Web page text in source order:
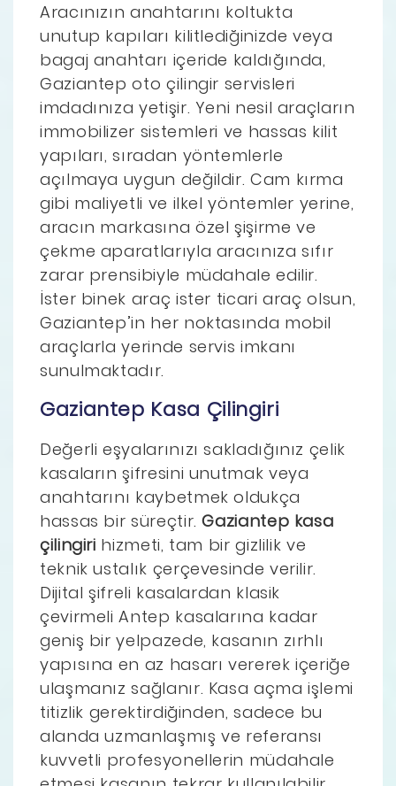
Aracınızın anahtarını koltukta
unutup kapıları kilitlediğinizde veya
bagaj anahtarı içeride kaldığında,
Gaziantep oto çilingir servisleri
imdadınıza yetişir. Yeni nesil araçların
immobilizer sistemleri ve hassas kilit
yapıları, sıradan yöntemlerle
açılmaya uygun değildir. Cam kırma
gibi maliyetli ve ilkel yöntemler yerine,
aracın markasına özel şişirme ve
çekme aparatlarıyla aracınıza sıfır
zarar prensibiyle müdahale edilir.
İster binek araç ister ticari araç olsun,
Gaziantep’in her noktasında mobil
araçlarla yerinde servis imkanı
sunulmaktadır.
Gaziantep Kasa Çilingiri
Değerli eşyalarınızı sakladığınız çelik
kasaların şifresini unutmak veya
anahtarını kaybetmek oldukça
hassas bir süreçtir.Gaziantep kasa
çilingiri hizmeti, tam bir gizlilik ve
teknik ustalık çerçevesinde verilir.
Dijital şifreli kasalardan klasik
çevirmeli Antep kasalarına kadar
geniş bir yelpazede, kasanın zırhlı
yapısına en az hasarı vererek içeriğe
ulaşmanız sağlanır. Kasa açma işlemi
titizlik gerektirdiğinden, sadece bu
alanda uzmanlaşmış ve referansı
kuvvetli profesyonellerin müdahale